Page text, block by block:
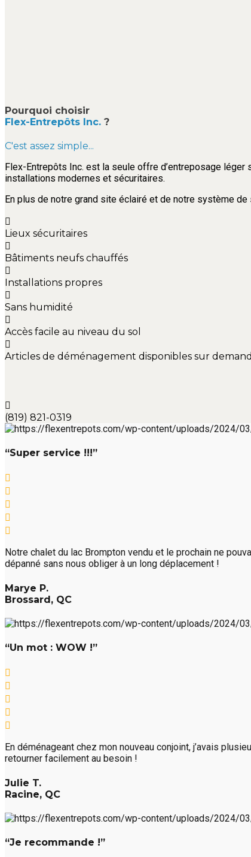
Pourquoi choisir
Flex-Entrepôts Inc. ?
C'est assez simple...
Flex-Entrepôts Inc. est la seule offre d’entreposage
installations modernes et sécuritaires.
En plus de notre grand site éclairé et de notre système
Lieux sécuritaires
Bâtiments neufs chauffés
Installations propres
Sans humidité
Accès facile au niveau du sol
Articles de déménagement disponibles sur
(819) 821-0319
“Super service !!!”
Notre chalet du lac Brompton vendu et le prochain ne
dépanné sans nous obliger à un long déplacement !
Marye P.
Brossard, QC
“Un mot : WOW !”
En déménageant chez mon nouveau conjoint, j’avais
retourner facilement au besoin !
Julie T.
Racine, QC
“Je recommande !”